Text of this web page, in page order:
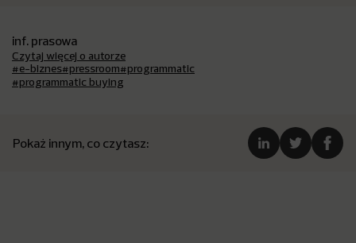
inf. prasowa
Czytaj więcej o autorze
#e-biznes#pressroom#programmatic
#programmatic buying
Pokaż innym, co czytasz: